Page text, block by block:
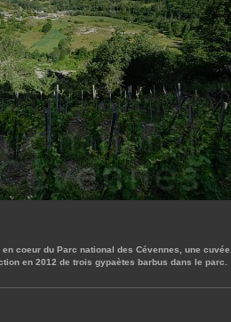
coeur du Parc national des Cévennes, une
en 2012 de trois gypaètes barbus dans le parc.